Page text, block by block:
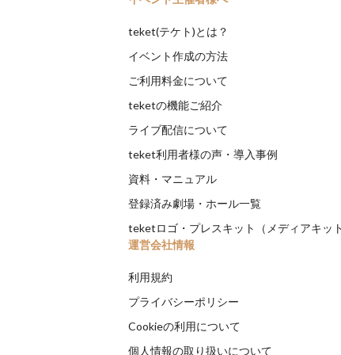
teket(テケト)とは？
イベント作成の方法
ご利用料金について
teketの機能ご紹介
ライブ配信について
teket利用者様の声・導入事例
資料・マニュアル
登録済み劇場・ホール一覧
teketロゴ・プレスキット（メディアキット
運営会社情報
利用規約
プライバシーポリシー
Cookieの利用について
個人情報の取り扱いについて